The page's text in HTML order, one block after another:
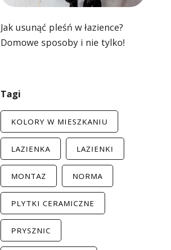
Jak usunąć pleśń w łazience?
Domowe sposoby i nie tylko!
Tagi
KOLORY W MIESZKANIU
LAZIENKA LAZIENKI
MONTAZ NORMA
PLYTKI CERAMICZNE
PRYSZNIC